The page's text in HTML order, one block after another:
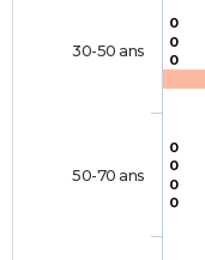
0
0
0
0
0
0
0
30-50 ans
50-70 ans